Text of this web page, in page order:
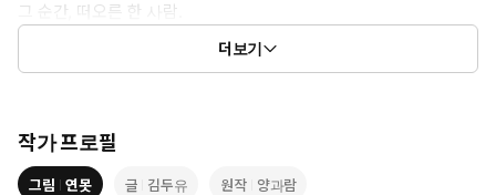
그 순간, 떠오른 한 사람.
어릴 적 친했지만 지금은 어색해진,
국가대표 메달리스트가 된 소꿉친구 김유신!
그런 그 녀석에게 운 나쁘게도 자위하는 모습을 들켜 버리고 말았
다.
더보기
작가 프로필
그림 연못 글 김두유 원작 양과람